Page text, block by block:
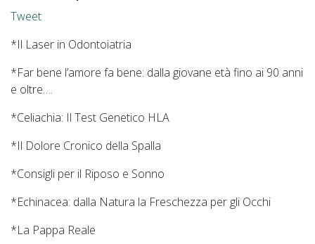
Tweet
*Il Laser in Odontoiatria
*Far bene l’amore fa bene: dalla giovane età fino ai 90 anni
e oltre….
*Celiachia: Il Test Genetico HLA
*Il Dolore Cronico della Spalla
*Consigli per il Riposo e Sonno
*Echinacea: dalla Natura la Freschezza per gli Occhi
*La Pappa Reale